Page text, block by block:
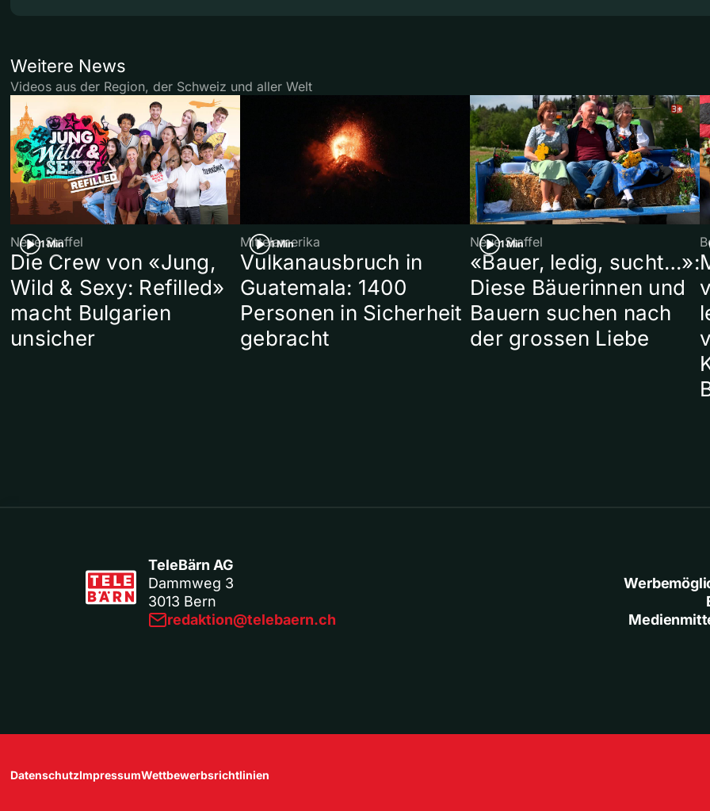
Weitere News
Videos aus der Region, der Schweiz und aller Welt
1 Min
Neue Staffel
Die Crew von «Jung,
Wild & Sexy: Refilled»
macht Bulgarien
unsicher
1 Min
Mittelamerika
Vulkanausbruch in
Guatemala: 1400
Personen in Sicherheit
gebracht
1 Min
Neue Staffel
«Bauer, ledig, sucht…»:
Diese Bäuerinnen und
Bauern suchen nach
der grossen Liebe
TeleBärn AG
Dammweg 3
3013 Bern
redaktion@telebaern.ch
DatenschutzImpressumWettbewerbsrichtlinien